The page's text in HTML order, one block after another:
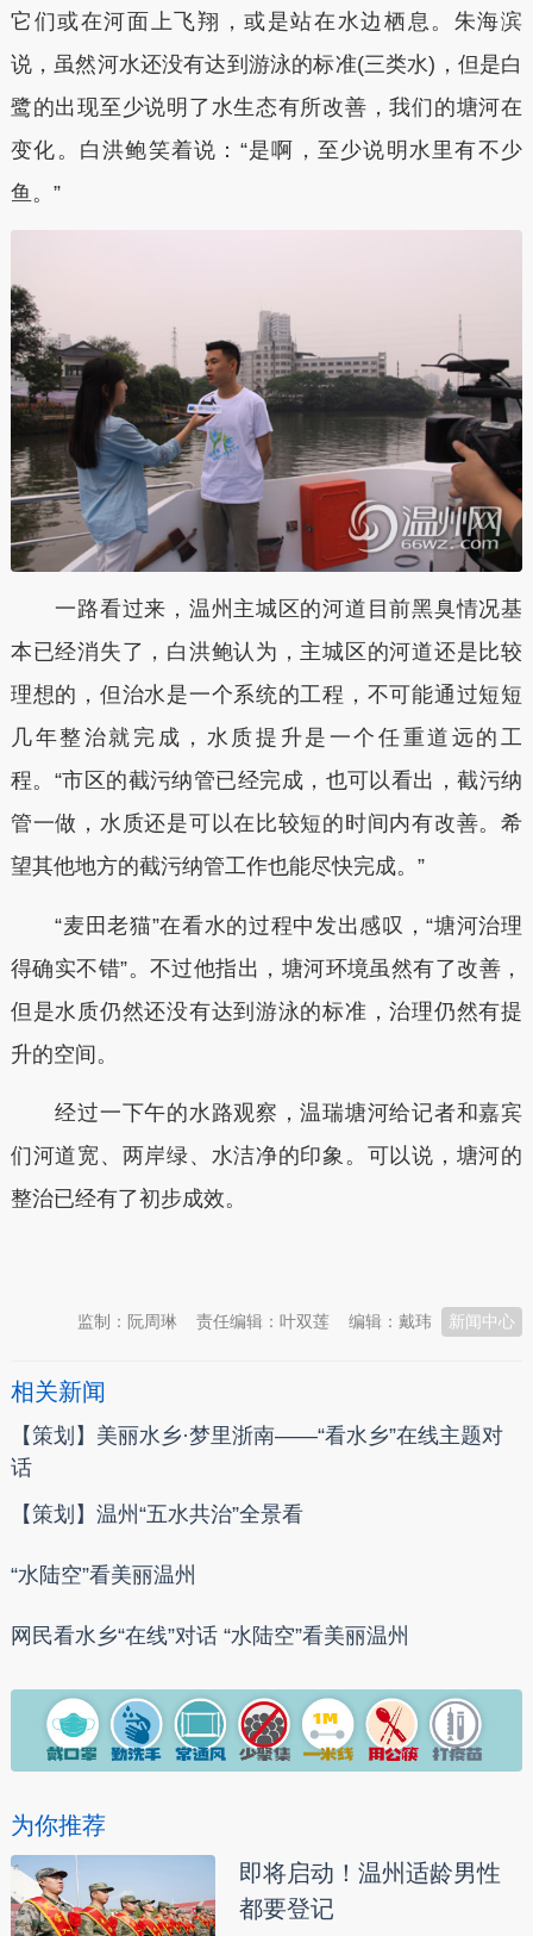
它们或在河面上飞翔，或是站在水边栖息。朱海滨
说，虽然河水还没有达到游泳的标准(三类水)，但是白
鹭的出现至少说明了水生态有所改善，我们的塘河在
变化。白洪鲍笑着说：“是啊，至少说明水里有不少
鱼。”
一路看过来，温州主城区的河道目前黑臭情况基
本已经消失了，白洪鲍认为，主城区的河道还是比较
理想的，但治水是一个系统的工程，不可能通过短短
几年整治就完成，水质提升是一个任重道远的工
程。“市区的截污纳管已经完成，也可以看出，截污纳
管一做，水质还是可以在比较短的时间内有改善。希
望其他地方的截污纳管工作也能尽快完成。”
“麦田老猫”在看水的过程中发出感叹，“塘河治理
得确实不错”。不过他指出，塘河环境虽然有了改善，
但是水质仍然还没有达到游泳的标准，治理仍然有提
升的空间。
经过一下午的水路观察，温瑞塘河给记者和嘉宾
们河道宽、两岸绿、水洁净的印象。可以说，塘河的
整治已经有了初步成效。
新闻中心
编辑：戴玮
责任编辑：叶双莲
监制：阮周琳
相关新闻
【策划】美丽水乡·梦里浙南——“看水乡”在线主题对
话
【策划】温州“五水共治”全景看
“水陆空”看美丽温州
网民看水乡“在线”对话 “水陆空”看美丽温州
为你推荐
即将启动！温州适龄男性
都要登记